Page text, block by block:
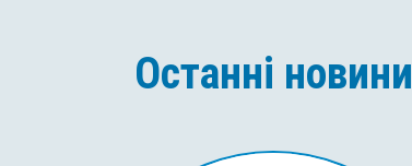
Останні новини